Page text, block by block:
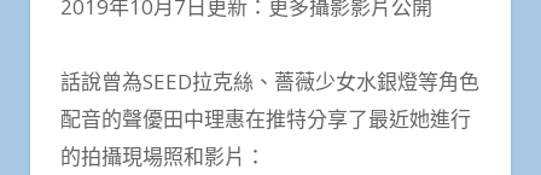
2019年10月7日更新：更多攝影影片公開
話說曾為SEED拉克絲、薔薇少女水銀燈等角色
配音的聲優田中理惠在推特分享了最近她進行
的拍攝現場照和影片：